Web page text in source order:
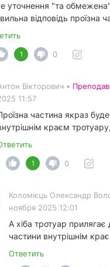
уточнення "та
відповідь проїзна
1 0
Вікторович •
11:57
частина якраз
краєм
1 0
Коломієць Олександр
ноября 2025 12:01
А хіба тротуар прилягає
частини внутрішнім
Ответить